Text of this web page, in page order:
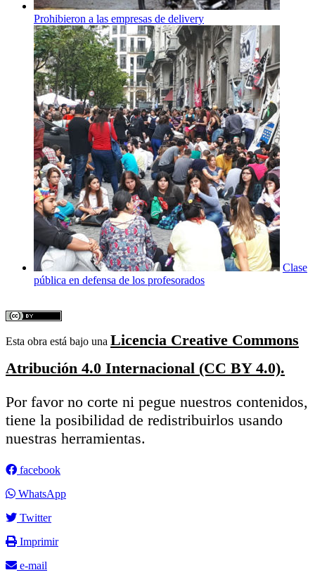
Prohibieron a las empresas de delivery
Clase
pública en defensa de los profesorados
Esta obra está bajo una Licencia Creative Commons
Atribución 4.0 Internacional (CC BY 4.0).
Por favor no corte ni pegue nuestros contenidos,
tiene la posibilidad de redistribuirlos usando
nuestras herramientas.
facebook
WhatsApp
Twitter
Imprimir
e-mail